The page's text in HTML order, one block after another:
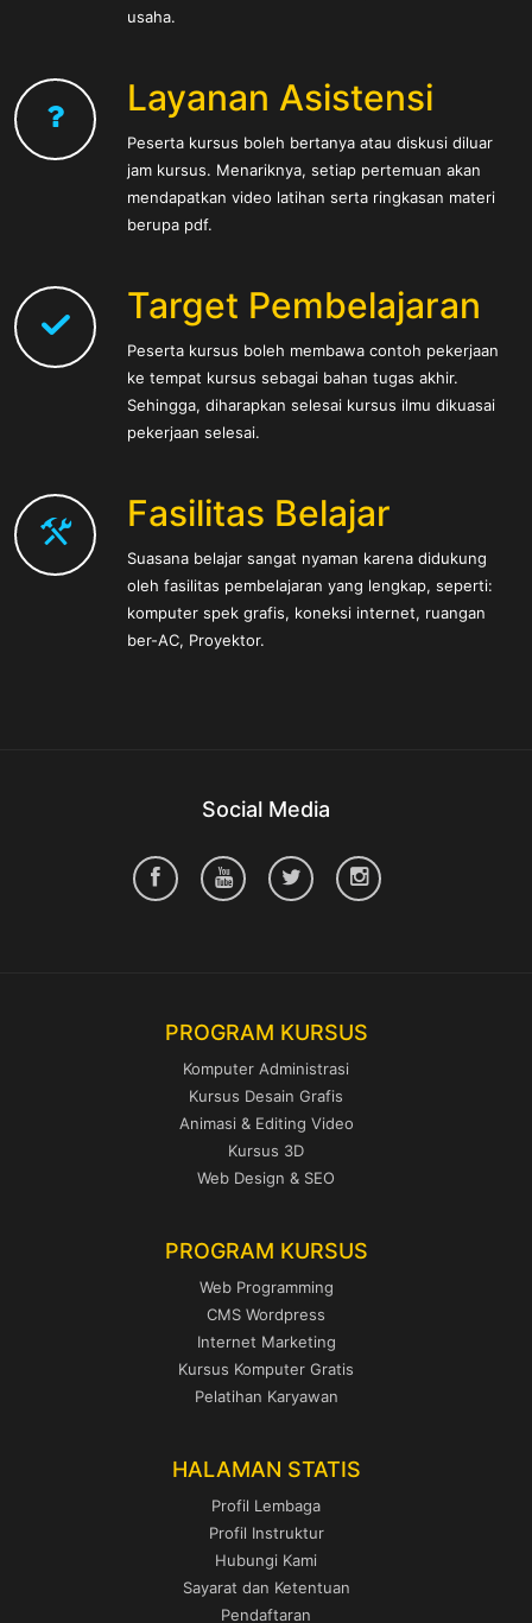
usaha.
Layanan Asistensi
Peserta kursus boleh bertanya atau diskusi diluar
jam kursus. Menariknya, setiap pertemuan akan
mendapatkan video latihan serta ringkasan materi
berupa pdf.
Target Pembelajaran
Peserta kursus boleh membawa contoh pekerjaan
ke tempat kursus sebagai bahan tugas akhir.
Sehingga, diharapkan selesai kursus ilmu dikuasai
pekerjaan selesai.
Fasilitas Belajar
Suasana belajar sangat nyaman karena didukung
oleh fasilitas pembelajaran yang lengkap, seperti:
komputer spek grafis, koneksi internet, ruangan
ber-AC, Proyektor.
Social Media
PROGRAM KURSUS
Komputer Administrasi
Kursus Desain Grafis
Animasi & Editing Video
Kursus 3D
Web Design & SEO
PROGRAM KURSUS
Web Programming
CMS Wordpress
Internet Marketing
Kursus Komputer Gratis
Pelatihan Karyawan
HALAMAN STATIS
Profil Lembaga
Profil Instruktur
Hubungi Kami
Sayarat dan Ketentuan
Pendaftaran